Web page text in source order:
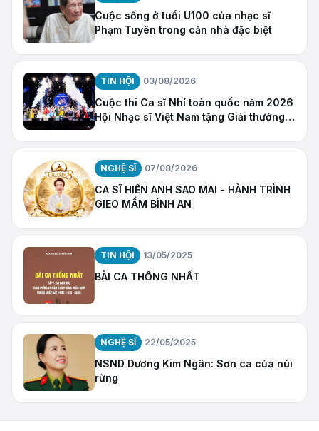
Cuộc sống ở tuổi U100 của nhạc sĩ
Phạm Tuyên trong căn nhà đặc biệt
TIN HỘI 03/08/2026
Cuộc thi Ca sĩ Nhí toàn quốc năm 2026
Hội Nhạc sĩ Việt Nam tặng Giải thưởng
NGHỆ SĨ 07/08/2026
CA SĨ HIỀN ANH SAO MAI - HÀNH TRÌNH
GIEO MẦM BÌNH AN
TIN HỘI 13/05/2025
BÀI CA THỐNG NHẤT
NGHỆ SĨ 22/05/2025
NSND Dương Kim Ngân: Sơn ca của núi
rừng